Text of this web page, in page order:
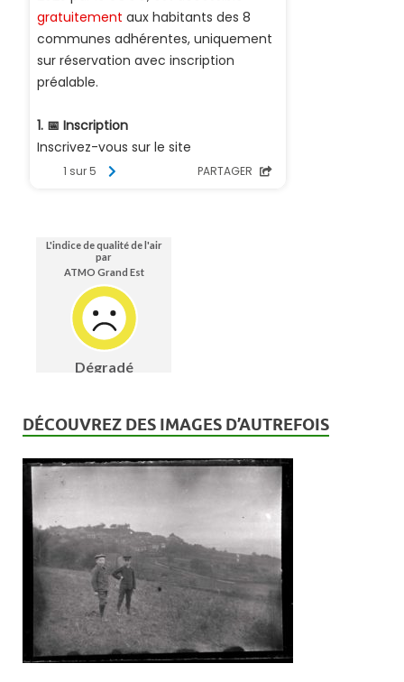
DÉCOUVREZ DES IMAGES D’AUTREFOIS